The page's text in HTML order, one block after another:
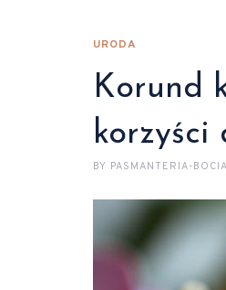
URODA
Korund
korzyści
BY PASMANTERIA-